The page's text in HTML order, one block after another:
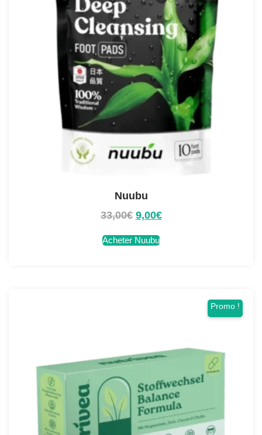
Nuubu
33,00€ 9,00€
Acheter Nuubu
Promo !